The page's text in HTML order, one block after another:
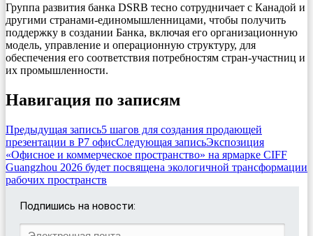
Группа развития банка DSRB тесно сотрудничает с Канадой и
другими странами-единомышленницами, чтобы получить
поддержку в создании Банка, включая его организационную
модель, управление и операционную структуру, для
обеспечения его соответствия потребностям стран-участниц и
их промышленности.
Навигация по записям
Предыдущая запись5 шагов для создания продающей
презентации в Р7 офисСледующая записьЭкспозиция
«Офисное и коммерческое пространство» на ярмарке CIFF
Guangzhou 2026 будет посвящена экологичной трансформации
рабочих пространств
Подпишись на новости: